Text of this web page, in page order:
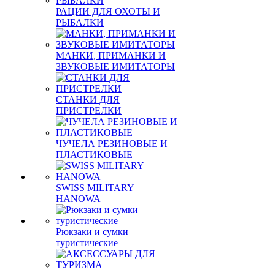
РАЦИИ ДЛЯ ОХОТЫ И
РЫБАЛКИ
МАНКИ, ПРИМАНКИ И
ЗВУКОВЫЕ ИМИТАТОРЫ
СТАНКИ ДЛЯ
ПРИСТРЕЛКИ
ЧУЧЕЛА РЕЗИНОВЫЕ И
ПЛАСТИКОВЫЕ
SWISS MILITARY
HANOWA
Рюкзаки и сумки
туристические